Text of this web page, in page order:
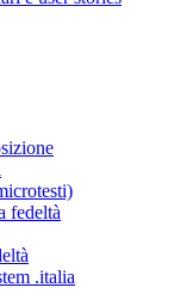
fedeltà
.italia